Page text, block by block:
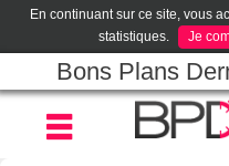
En continuant sur ce site, vous
statistiques.
Je
Bons Plans